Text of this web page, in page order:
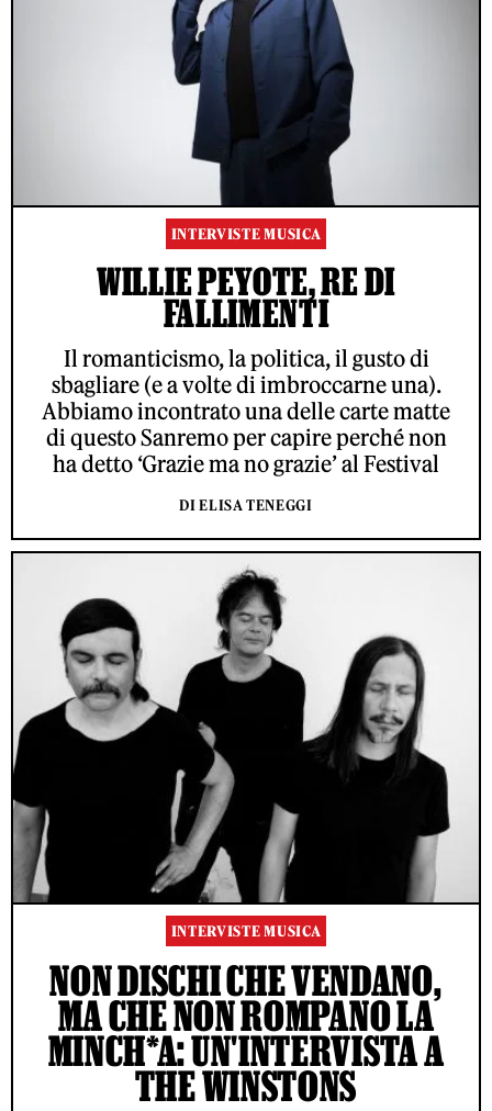
INTERVISTE MUSICA
WILLIE PEYOTE, RE DI
FALLIMENTI
Il romanticismo, la politica, il gusto di
sbagliare (e a volte di imbroccarne una).
Abbiamo incontrato una delle carte matte
di questo Sanremo per capire perché non
ha detto ‘Grazie ma no grazie’ al Festival
DI ELISA TENEGGI
INTERVISTE MUSICA
NON DISCHI CHE VENDANO,
MA CHE NON ROMPANO LA
MINCH*A: UN'INTERVISTA A
THE WINSTONS